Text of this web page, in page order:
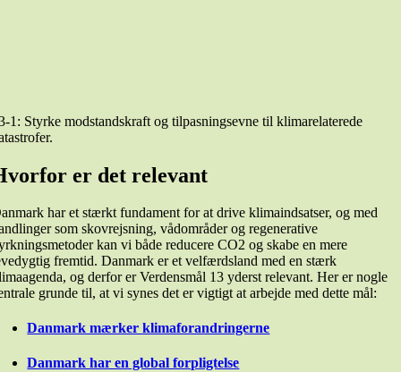
1: Styrke modstandskraft og tilpasningsevne til klimarelaterede
er det relevant
har et stærkt fundament for at drive klimaindsatser, og med
som skovrejsning, vådområder og regenerative
kan vi både reducere CO2 og skabe en mere
fremtid. Danmark er et velfærdsland med en stærk
og derfor er Verdensmål 13 yderst relevant. Her er nogle
grunde til, at vi synes det er vigtigt at arbejde med dette mål:
Danmark mærker klimaforandringerne
Danmark har en global forpligtelse